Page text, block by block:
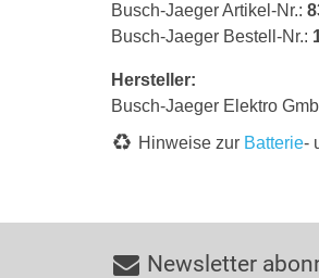
Busch-Jaeger Artikel-Nr.:
Busch-Jaeger Bestell-Nr.:
Hersteller:
Busch-Jaeger Elektro
Hinweise zur Batterie-
Newsletter